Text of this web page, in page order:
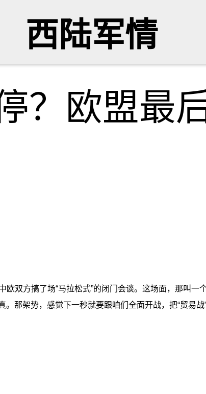
西陆军情
？欧盟最
双方搞了场“马拉松式”的闭门会谈。这场面，那叫
那架势，感觉下一秒就要跟咱们全面开战，把“贸易